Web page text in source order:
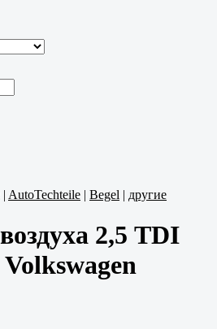
| AutoTechteile | Begel | другие
2,5 TDI